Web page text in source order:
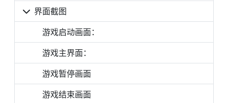
界面截图
游戏启动画面：
游戏主界面：
游戏暂停画面
游戏结束画面